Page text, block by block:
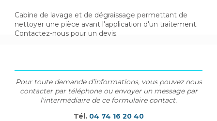
Pour toute demande d’informations, vous pouvez nous
contacter par téléphone ou envoyer un message par
l'intermédiaire de ce formulaire contact.
Tél. 04 74 16 20 40
Cabine de lavage et de dégraissage permettant de
nettoyer une pièce avant l'application d'un traitement.
Contactez-nous pour un devis.